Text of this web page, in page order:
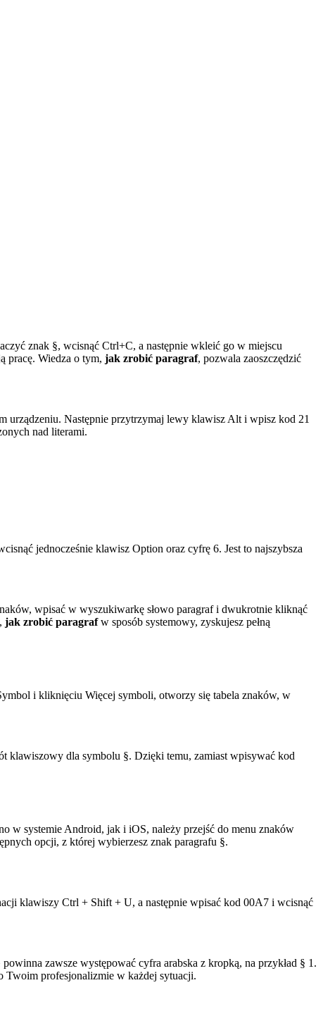
znak §, wcisnąć Ctrl+C, a następnie wkleić go w miejscu
pracę. Wiedza o tym, jak zrobić paragraf, pozwala zaoszczędzić
urządzeniu. Następnie przytrzymaj lewy klawisz Alt i wpisz kod 21
nad literami.
jednocześnie klawisz Option oraz cyfrę 6. Jest to najszybsza
wpisać w wyszukiwarkę słowo paragraf i dwukrotnie kliknąć
jak zrobić paragrafw sposób systemowy, zyskujesz pełną
i kliknięciu Więcej symboli, otworzy się tabela znaków, w
klawiszowy dla symbolu §. Dzięki temu, zamiast wpisywać kod
w systemie Android, jak i iOS, należy przejść do menu znaków
opcji, z której wybierzesz znak paragrafu §.
klawiszy Ctrl + Shift + U, a następnie wpisać kod 00A7 i wcisnąć
zawsze występować cyfra arabska z kropką, na przykład § 1.
profesjonalizmie w każdej sytuacji.